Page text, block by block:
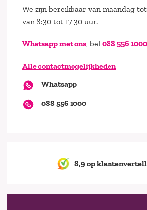
We zijn bereikbaar van maandag
van 8:30 tot 17:30 uur.
Whatsapp met ons, bel 088 556 1000
Alle contactmogelijkheden
Whatsapp
088 556 1000
8,9 op